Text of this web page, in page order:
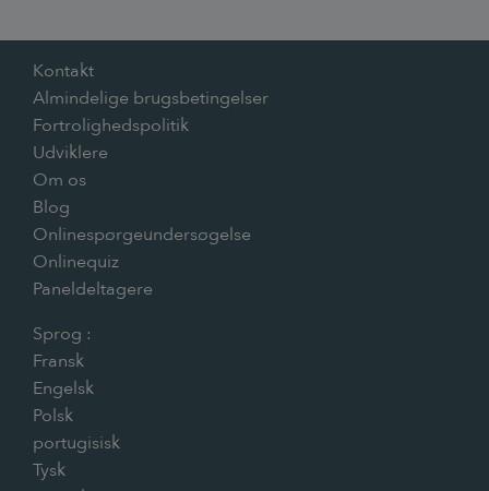
Kontakt
Almindelige brugsbetingelser
Fortrolighedspolitik
Udviklere
Om os
Blog
Onlinespørgeundersøgelse
Onlinequiz
Paneldeltagere
Sprog :
Fransk
Engelsk
Polsk
portugisisk
Tysk